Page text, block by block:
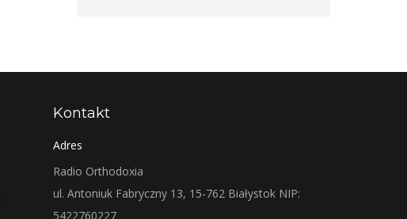
Kontakt
Adres
Radio Orthodoxia
ul. Antoniuk Fabryczny 13, 15-762 Białystok NIP:
5422760227